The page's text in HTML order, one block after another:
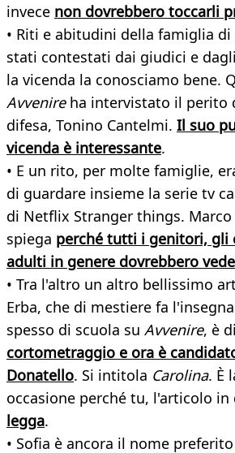
invece non dovrebbero toccarli
• Riti e abitudini della famiglia
stati contestati dai giudici e
la vicenda la conosciamo bene.
Avvenireha intervistato il perito
difesa, Tonino Cantelmi. Il suo
vicenda è interessante.
• E un rito, per molte famiglie,
di guardare insieme la serie tv
di Netflix Stranger things. Marco
spiega perché tutti i genitori, gli
adulti in genere dovrebbero
• Tra l'altro un altro bellissimo
Erba, che di mestiere fa
spesso di scuola su Avvenire, è
cortometraggio e ora è
Donatello. Si intitola Carolina. È
occasione perché tu, l'articolo in
legga.
• Sofia è ancora il nome